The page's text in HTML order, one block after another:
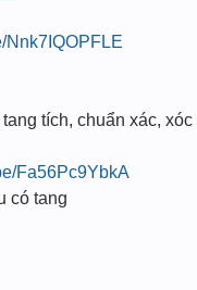
Nnk7IQOPFLE
tích, chuẩn xác,
Fa56Pc9YbkA
có tang